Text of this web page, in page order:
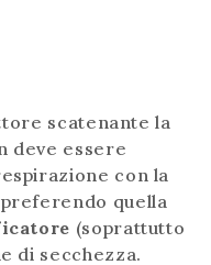
scatenante la
deve essere
con la
quella
(soprattutto
di secchezza.